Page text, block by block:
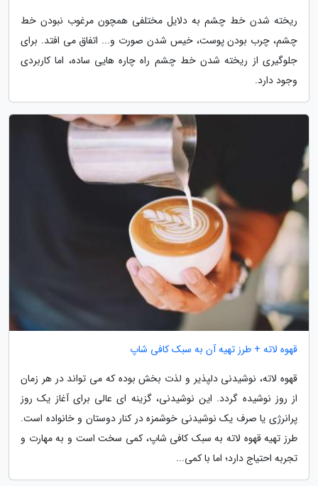
ریخته شدن خط چشم به دلایل مختلفی همچون مرغوب نبودن خط
چشم، چرب بودن پوست، خیس شدن صورت و... اتفاق می افتد. برای
جلوگیری از ریخته شدن خط چشم راه چاره هایی ساده، اما کاربردی
وجود دارد.
قهوه لاته + طرز تهیه آن به سبک کافی شاپ
قهوه لاته، نوشیدنی دلپذیر و لذت بخش بوده که می تواند در هر زمان
از روز نوشیده گردد. این نوشیدنی، گزینه ای عالی برای آغاز یک روز
پرانرژی یا صرف یک نوشیدنی خوشمزه در کنار دوستان و خانواده است.
طرز تهیه قهوه لاته به سبک کافی شاپ، کمی سخت است و به مهارت و
تجربه احتیاج دارد؛ اما با کمی...